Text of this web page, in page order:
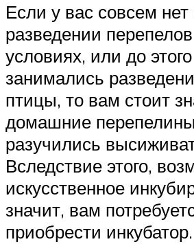
Если у вас совсем
разведении
условиях, или до
занимались
птицы, то вам стоит
домашние
разучились
Вследствие этого,
искусственное
значит, вам
приобрести инкубатор.